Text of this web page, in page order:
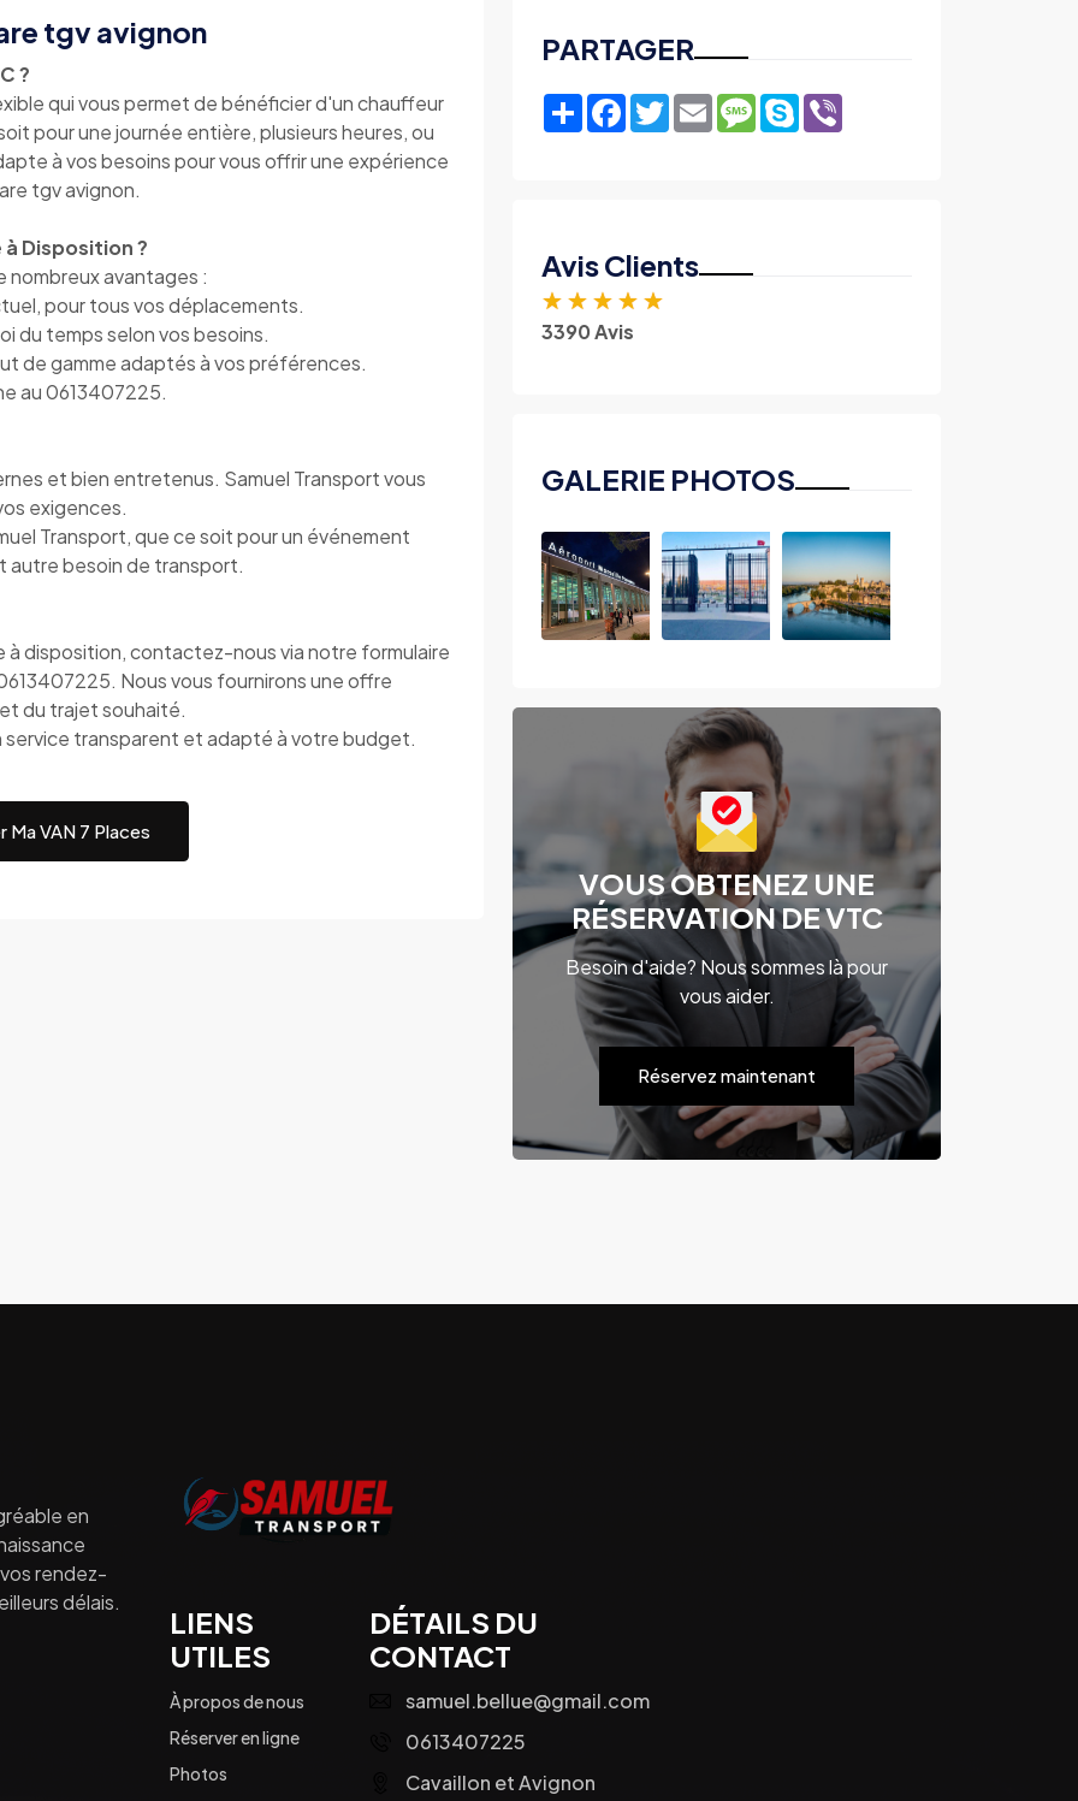
tgv avignon
?
qui vous permet de bénéficier d'un chauffeur
pour une journée entière, plusieurs heures, ou
à vos besoins pour vous offrir une expérience
tgv avignon.
Disposition ?
nombreux avantages :
pour tous vos déplacements.
du temps selon vos besoins.
de gamme adaptés à vos préférences.
au 0613407225.
et bien entretenus. Samuel Transport vous
exigences.
Transport, que ce soit pour un événement
autre besoin de transport.
à disposition, contactez-nous via notre formulaire
Nous vous fournirons une offre
du trajet souhaité.
service transparent et adapté à votre budget.
Ma VAN 7 Places
PARTAGER
ShareFacebook
TwitterEmailMessage
Skype
Avis Clients
★ ★ ★ ★ ★
3390 Avis
GALERIE PHOTOS
VOUS OBTENEZ UNE
RÉSERVATION DE VTC
Besoin d'aide? Nous sommes là pour
vous aider.
Réservez maintenant
en
rendez-
délais.
LIENS
UTILES
À propos de nous
Réserver en ligne
Photos
DÉTAILS DU
CONTACT
samuel.bellue@gmail.com
0613407225
Cavaillon et Avignon